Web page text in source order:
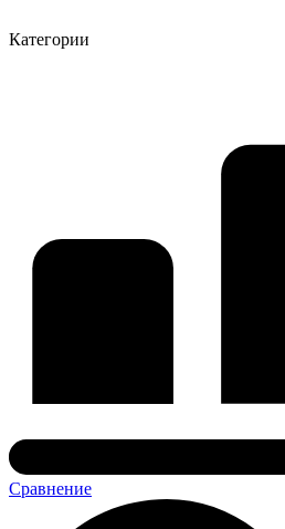
Категории
Сравнение